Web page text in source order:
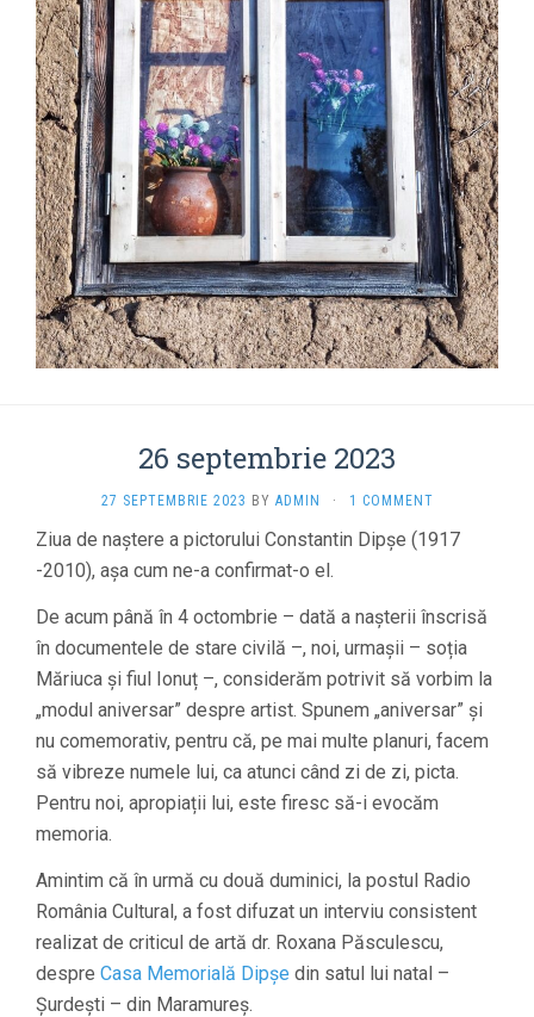
26 septembrie 2023
27 SEPTEMBRIE 2023 BY ADMIN · 1 COMMENT
Ziua de naștere a pictorului Constantin Dipșe (1917
-2010), așa cum ne-a confirmat-o el.
De acum până în 4 octombrie – dată a nașterii înscrisă
în documentele de stare civilă –, noi, urmașii – soția
Măriuca și fiul Ionuț –, considerăm potrivit să vorbim la
„modul aniversar” despre artist. Spunem „aniversar” și
nu comemorativ, pentru că, pe mai multe planuri, facem
să vibreze numele lui, ca atunci când zi de zi, picta.
Pentru noi, apropiații lui, este firesc să-i evocăm
memoria.
Amintim că în urmă cu două duminici, la postul Radio
România Cultural, a fost difuzat un interviu consistent
realizat de criticul de artă dr. Roxana Păsculescu,
despre Casa Memorială Dipșe din satul lui natal –
Șurdești – din Maramureș.